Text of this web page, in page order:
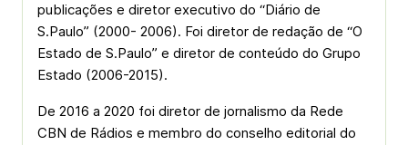
publicações e diretor executivo do “Diário de
S.Paulo” (2000- 2006). Foi diretor de redação de “O
Estado de S.Paulo” e diretor de conteúdo do Grupo
Estado (2006-2015).
De 2016 a 2020 foi diretor de jornalismo da Rede
CBN de Rádios e membro do conselho editorial do